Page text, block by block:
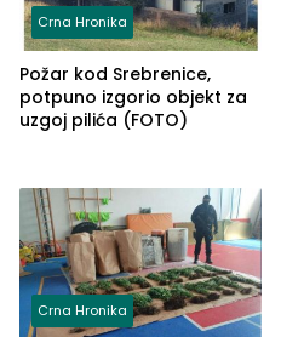
Crna Hronika
Požar kod Srebrenice,
potpuno izgorio objekt za
uzgoj pilića (FOTO)
Crna Hronika